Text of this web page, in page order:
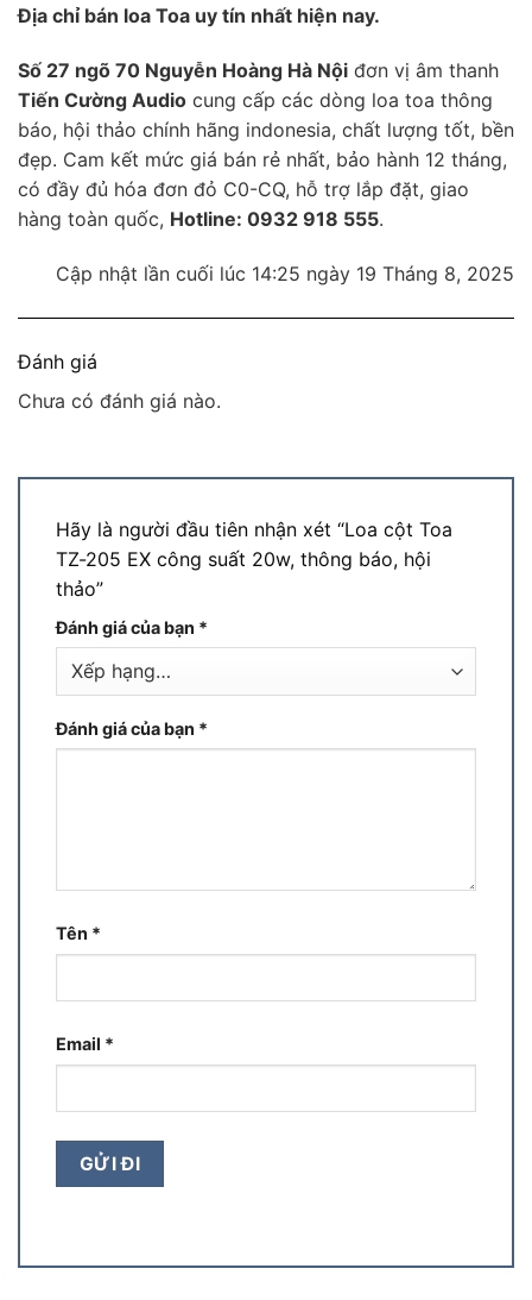
Địa chỉ bán loa Toa uy tín nhất hiện nay.
Số 27 ngõ 70 Nguyễn Hoàng Hà Nội đơn vị âm thanh
Tiến Cường Audio cung cấp các dòng loa toa thông
báo, hội thảo chính hãng indonesia, chất lượng tốt, bền
đẹp. Cam kết mức giá bán rẻ nhất, bảo hành 12 tháng,
có đầy đủ hóa đơn đỏ C0-CQ, hỗ trợ lắp đặt, giao
hàng toàn quốc, Hotline: 0932 918 555.
Cập nhật lần cuối lúc 14:25 ngày 19 Tháng 8, 2025
Đánh giá
Chưa có đánh giá nào.
Hãy là người đầu tiên nhận xét “Loa cột Toa
TZ-205 EX công suất 20w, thông báo, hội
thảo”
Đánh giá của bạn *
Đánh giá của bạn *
Tên *
Email *